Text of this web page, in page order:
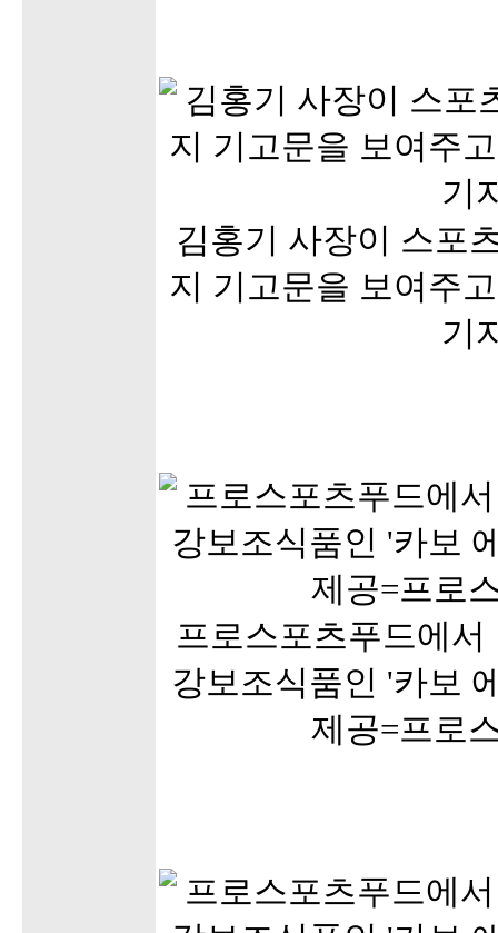
김홍기 사장이 스포
지 기고문을 보여주
기
프로스포츠푸드에
강보조식품인 '카보
제공=프로